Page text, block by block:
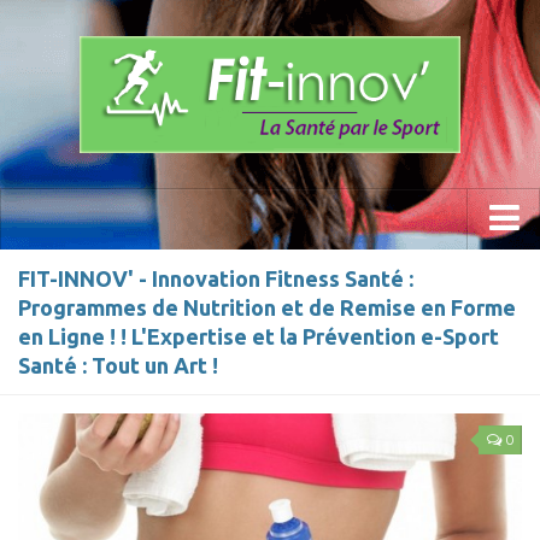
Accueil
La Méthode
Les Programmes » Fit-innov «
Prévention du mal de dos
Calisthenics Work Out
FIT-INNOV' - Innovation Fitness Santé :
Programmes de Nutrition et de Remise en Forme
en Ligne ! ! L'Expertise et la Prévention e-Sport
Santé : Tout un Art !
0